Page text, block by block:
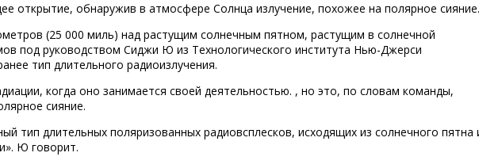
открытие, обнаружив в атмосфере Солнца излучение, похожее на полярное сияние.
(25 000 миль) над растущим солнечным пятном, растущим в солнечной
под руководством Сиджи Ю из Технологического института Нью-Джерси
тип длительного радиоизлучения.
когда оно занимается своей деятельностью. , но это, по словам команды,
сияние.
тип длительных поляризованных радиовсплесков, исходящих из солнечного пятна
Ю говорит.